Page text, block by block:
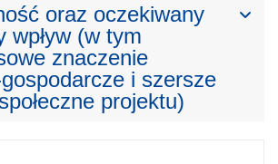
oraz oczekiwany
wpływ (w tym
znaczenie
gospodarcze i szersze
projektu)